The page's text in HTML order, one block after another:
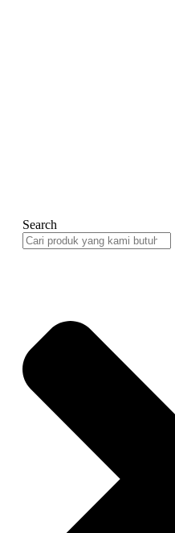
Search